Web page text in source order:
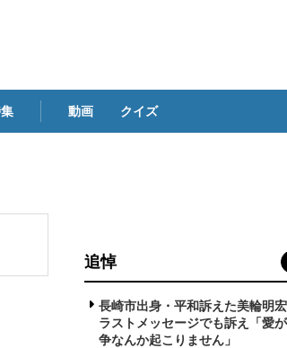
動画 クイズ
追悼
長崎市出身・平和訴えた美輪明
ラストメッセージでも訴え「愛
争なんか起こりません」